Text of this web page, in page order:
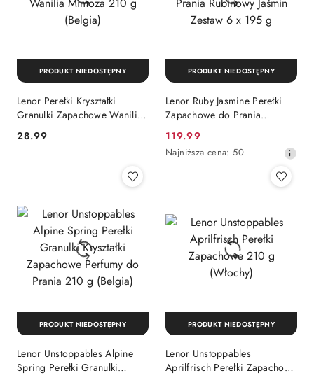
Lenor Perełki Kryształki
Granulki Zapachowe Wanilia
Cena:
28.99
PRODUKT NIEDOSTĘPNY
Lenor Ruby Jasmine Perełki
Zapachowe do Prania
195 g
Cena
promocyjna:
119.99
Najniższa
przed
obniżką
Najniższa cena: 50
PRODUKT NIEDOSTĘPNY
Lenor Unstoppables Alpine
Spring Perełki Granulki
PRODUKT NIEDOSTĘPNY
Lenor Unstoppables
Aprilfrisch Perełki Zapachowe
PRODUKT NIEDOSTĘPNY